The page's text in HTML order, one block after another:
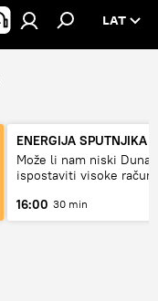
LAT
ENERGIJA SPUTNJIKA
Može li nam niski Dunav
ispostaviti visoke
16:00 30 min